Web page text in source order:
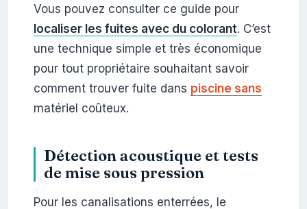
Vous pouvez consulter ce guide pour
localiser les fuites avec du colorant. C’est
une technique simple et très économique
pour tout propriétaire souhaitant savoir
comment trouver fuite dans piscine sans
matériel coûteux.
Détection acoustique et tests
de mise sous pression
Pour les canalisations enterrées, le